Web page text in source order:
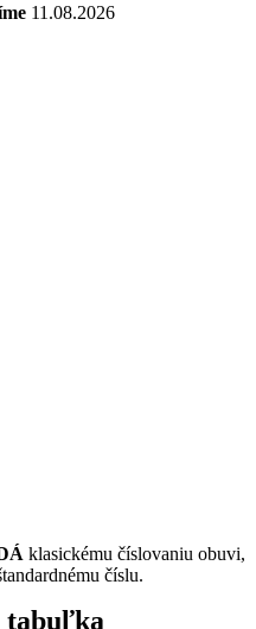
11.08.2026
klasickému číslovaniu obuvi,
číslu.
tabuľka